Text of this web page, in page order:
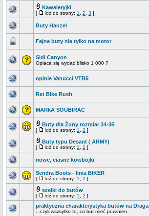
Kawaleryjki
[ Idź do strony: 1 2 3 ]
Buty Hanzel
Fajne buty nie tylko na motor
Sidi Canyon
Opłaca się wydać blisko 1 000 ?
opinie Vanucci VTB5
Ret Bike Rush
MARkA SOUBIRAC
Buty dla Żony rozmiar 34-35
[ Idź do strony: 1 2 ]
Buty typu Desant ( ARMY)
[ Idź do strony: 1 2 ]
nowe, ciasne kowbojki
Sendra Boots - linia BIKER
[ Idź do strony: 1 2 ]
szelki do butów
[ Idź do strony: 1 2 ]
praktyczna charakterystyka butów na Draga
...czyli wszsytko to, co but mieć powinien